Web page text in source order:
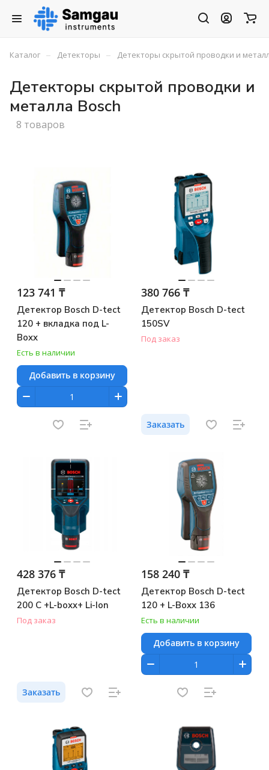
Каталог – Детекторы – Детекторы скрытой проводки и
Детекторы скрытой проводки и
металла Bosch
8 товаров
123 741 ₸
Детектор Bosch D-tect
120 + вкладка под L-
Boxx
Есть в наличии
Добавить в корзину
380 766 ₸
Детектор Bosch D-tect
150SV
Под заказ
Заказать
428 376 ₸
Детектор Bosch D-tect
200 C +L-boxx+ Li-Ion
Под заказ
Заказать
158 240 ₸
Детектор Bosch D-tect
120 + L-Boxx 136
Есть в наличии
Добавить в корзину